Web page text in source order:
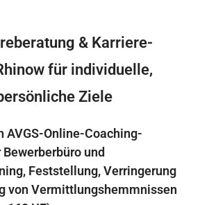
& Karriere-
für individuelle,
Ziele
AVGS-Online-Coaching-
und
Feststellung, Verringerung
von Vermittlungshemmnissen